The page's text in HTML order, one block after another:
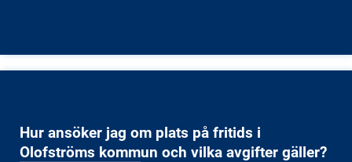
Hur ansöker jag om plats på fritids i
Olofströms kommun och vilka avgifter gäller?